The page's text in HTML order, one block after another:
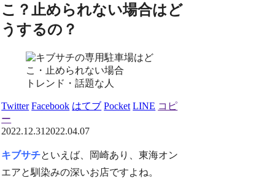
こ？止められない場合はど
うするの？
トレンド・話題な人
Twitter Facebook はてブ Pocket LINE コピ
ー
2022.12.31 2022.04.07
キブサチといえば、岡崎あり、東海オン
エアと馴染みの深いお店ですよね。